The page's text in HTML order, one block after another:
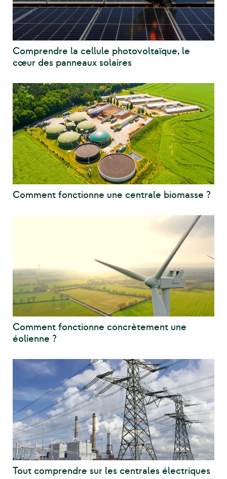
Comprendre la cellule photovoltaïque, le
cœur des panneaux solaires
Comment fonctionne une centrale biomasse ?
Comment fonctionne concrètement une
éolienne ?
Tout comprendre sur les centrales électriques